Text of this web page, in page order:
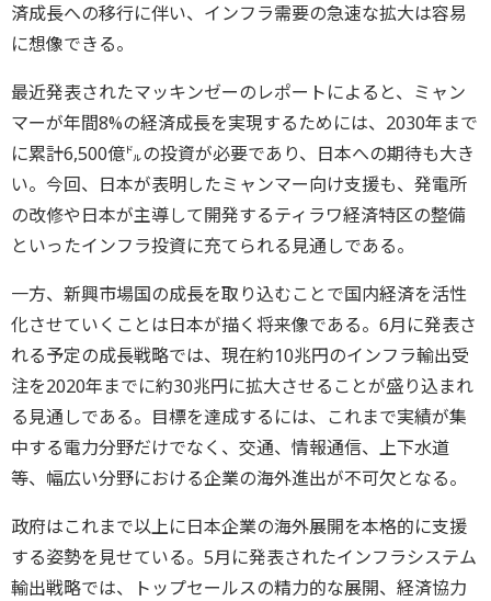
済成長への移行に伴い、インフラ需要の急速な拡大は容易
に想像できる。
最近発表されたマッキンゼーのレポートによると、ミャン
マーが年間8%の経済成長を実現するためには、2030年まで
に累計6,500億㌦の投資が必要であり、日本への期待も大き
い。今回、日本が表明したミャンマー向け支援も、発電所
の改修や日本が主導して開発するティラワ経済特区の整備
といったインフラ投資に充てられる見通しである。
一方、新興市場国の成長を取り込むことで国内経済を活性
化させていくことは日本が描く将来像である。6月に発表さ
れる予定の成長戦略では、現在約10兆円のインフラ輸出受
注を2020年までに約30兆円に拡大させることが盛り込まれ
る見通しである。目標を達成するには、これまで実績が集
中する電力分野だけでなく、交通、情報通信、上下水道
等、幅広い分野における企業の海外進出が不可欠となる。
政府はこれまで以上に日本企業の海外展開を本格的に支援
する姿勢を見せている。5月に発表されたインフラシステム
輸出戦略では、トップセールスの精力的な展開、経済協力